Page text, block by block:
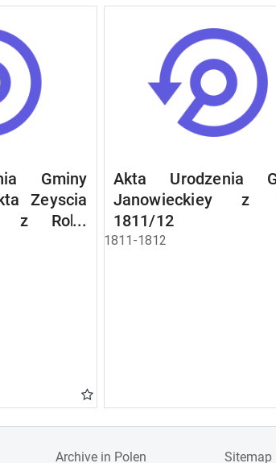
Gminy
Zeyscia
z Roku
od
Akta Urodzenia
Janowieckiey z
1811/12
1811-1812
Archive in Polen Sitemap